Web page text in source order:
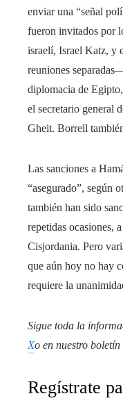
enviar una “señal
fueron invitados por
israelí, Israel Katz,
reuniones
diplomacia de
el secretario general
Gheit. Borrell
Las sanciones a
“asegurado”, según
también han sido
repetidas ocasiones,
Cisjordania. Pero
que aún hoy no hay
requiere la
Sigue toda la
Xo en nuestro boletín
Regístrate